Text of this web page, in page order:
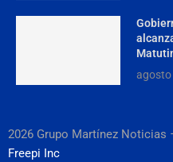
agosto
2026 Grupo Martínez Noticias
Freepi Inc